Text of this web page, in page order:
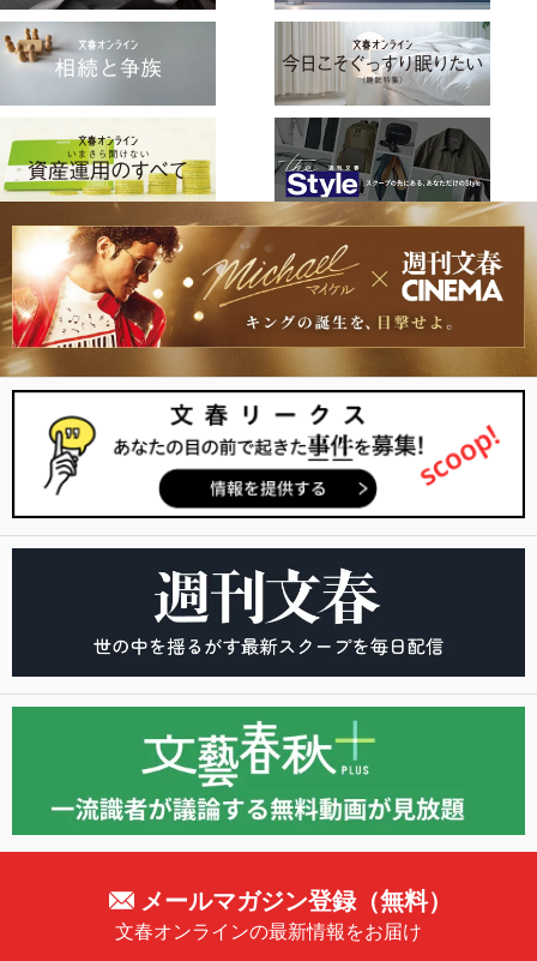
メールマガジン登録（無料）
文春オンラインの最新情報をお届け